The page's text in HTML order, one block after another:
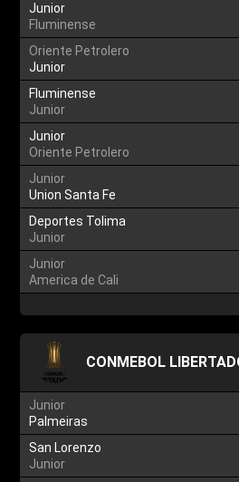
Junior
Fluminense
Oriente Petrolero
Junior
Fluminense
Junior
Junior
Oriente Petrolero
Junior
Union Santa Fe
Deportes Tolima
Junior
Junior
America de Cali
CONMEBOL
Junior
Palmeiras
San Lorenzo
Junior